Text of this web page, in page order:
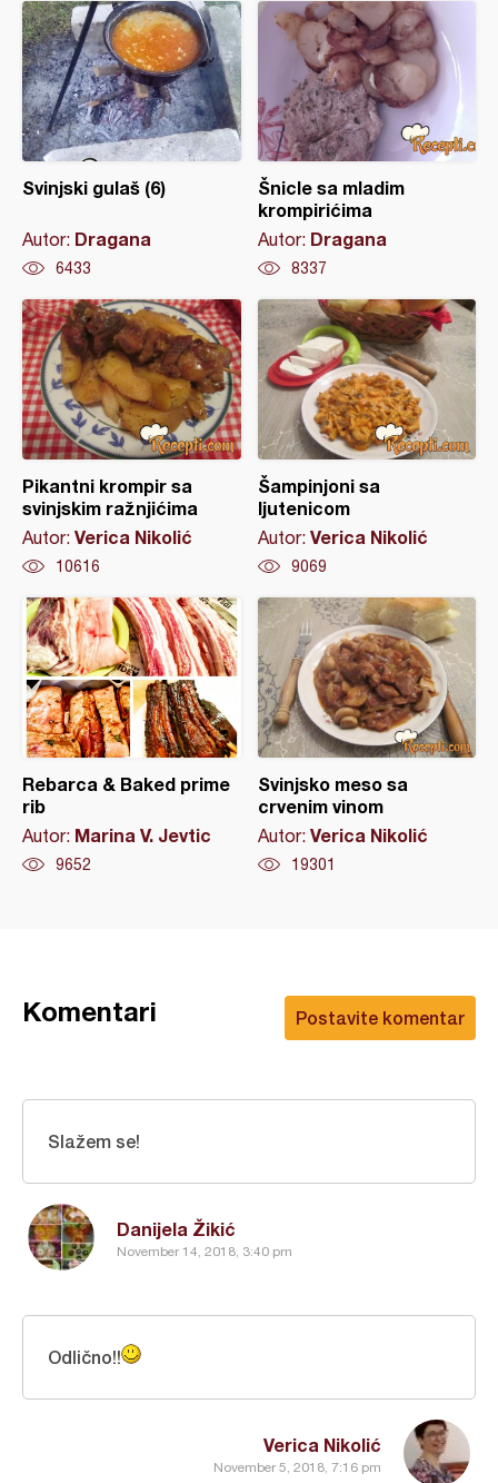
Svinjski gulaš (6)
Autor: Dragana
6433
Šnicle sa mladim
krompirićima
Autor: Dragana
8337
Pikantni krompir sa
svinjskim ražnjićima
Autor: Verica Nikolić
10616
Šampinjoni sa
ljutenicom
Autor: Verica Nikolić
9069
Rebarca & Baked prime
rib
Autor: Marina V. Jevtic
9652
Svinjsko meso sa
crvenim vinom
Autor: Verica Nikolić
19301
Postavite komentar
Komentari
Danijela Žikić
November 14, 2018, 3:40 pm
Slažem se!
Verica Nikolić
November 5, 2018, 7:16 pm
Odlično!!